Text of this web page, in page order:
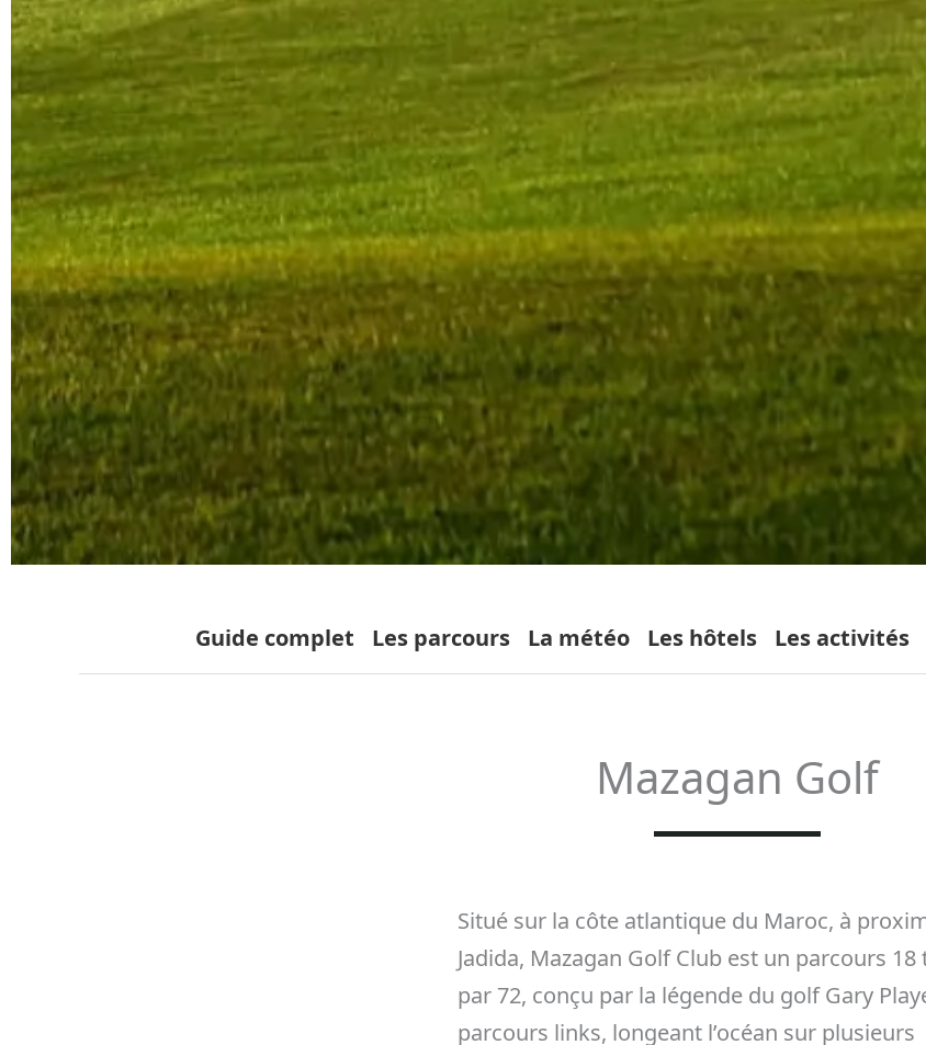
Guide complet Les parcours La météo Les hôtels Les activités
Mazagan Golf
Situé sur la côte atlantique du Maroc, à
Jadida, Mazagan Golf Club est un parcours 18
par 72, conçu par la légende du golf Gary
parcours links, longeant l’océan sur plusieurs